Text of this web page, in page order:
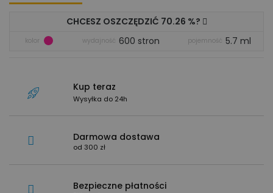
CHCESZ OSZCZĘDZIĆ 70.26 %?
kolor wydajność 600 stron pojemność 5.7 ml
Kup teraz
Wysyłka do 24h
Darmowa dostawa
od 300 zł
Bezpieczne płatności